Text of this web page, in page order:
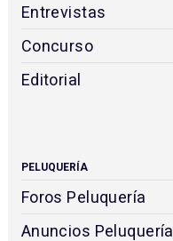
Entrevistas
Concurso
Editorial
PELUQUERÍA
Foros Peluquería
Anuncios Peluquería